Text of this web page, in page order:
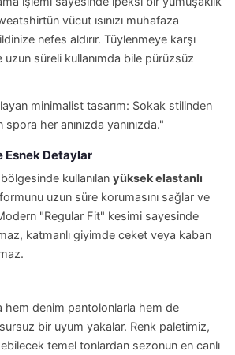
vücut ısınızı muhafaza
nefes aldırır. Tüylenmeye karşı
uzun süreli kullanımda bile pürüzsüz
minimalist tasarım: Sokak stilinden
her anınızda yanınızda."
Esnek Detaylar
kullanılan yüksek elastanlı
uzun süre korumasını sağlar ve
"Regular Fit" kesimi sayesinde
katmanlı giyimde ceket veya kaban
hem denim pantolonlarla hem de
bir uyum yakalar. Renk paletimiz,
temel tonlardan sezonun en canlı